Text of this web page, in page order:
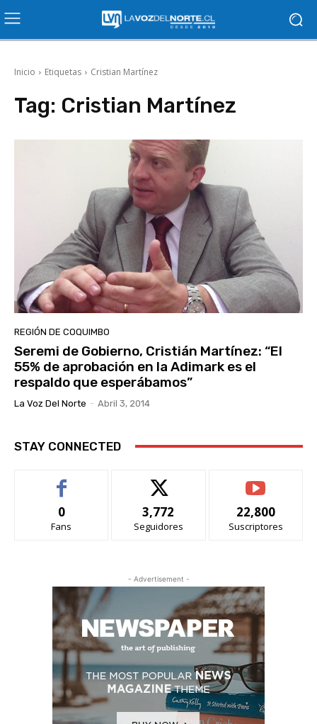
Inicio Etiquetas Cristian Martínez
Tag: Cristian Martínez
REGIÓN DE COQUIMBO
Seremi de Gobierno, Cristián Martínez: “El
55% de aprobación en la Adimark es el
respaldo que esperábamos”
La Voz Del Norte - Abril 3, 2014
STAY CONNECTED
0
Fans
3,772
Seguidores
22,800
Suscriptores
- Advertisement -